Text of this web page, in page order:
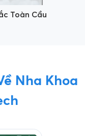
Toàn Cầu
Nha Khoa